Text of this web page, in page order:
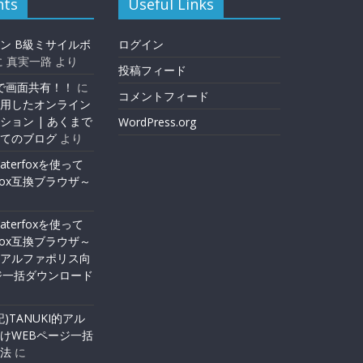
B級ミサイルボ
真実一路 より
画面共有！！ に
したオンライン
ョン | あくまで
のブログより
を使って
互換ブラウザ～
を使って
互換ブラウザ～
ルファポリス向
括ダウンロード
的アル
WEBページ一括
に
Useful Links
ログイン
投稿フィード
コメントフィード
WordPress.org